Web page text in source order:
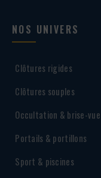
NOS UNIVERS
Clôtures rigides
Clôtures souples
Occultation & brise-vue
Portails & portillons
Sport & piscines